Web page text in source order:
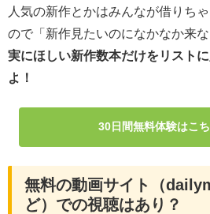
人気の新作とかはみんなが借りち
ので「新作見たいのになかなか来な
実にほしい新作数本だけをリスト
よ！
30日間無料体験はこち
無料の動画サイト（
ど）での視聴はあり？